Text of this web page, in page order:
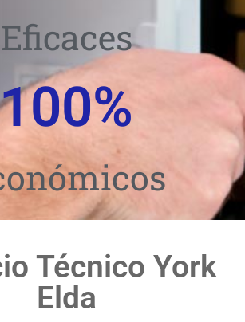
Eficaces
100%
Técnico York
Elda